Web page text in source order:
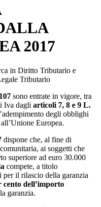
2017
in Diritto Tributario e
Tributario
sono entrate in vigore, tra
Iva dagli articoli 7, 8 e 9 L.
degli obblighi
Europea.
dispone che, al fine di
ai soggetti che
superiore ad euro 30.000
compete, a titolo
per il rilascio della garanzia
cento dell’importo
garanzia.